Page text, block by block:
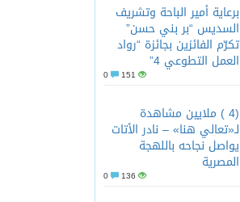
برعاية أمير الباحة وتشريف
السديس “بر بني حسن”
تكرّم الفائزين بجائزة “رواد
العمل التطوعي 4”
151
(4 ) ملايين مشاهدة
لـ«تعالي هنا» – نادر الأتات
يواصل نجاحه باللهجة
المصرية
136